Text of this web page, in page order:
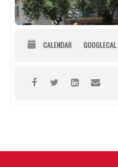
CALENDAR GOOGLECAL